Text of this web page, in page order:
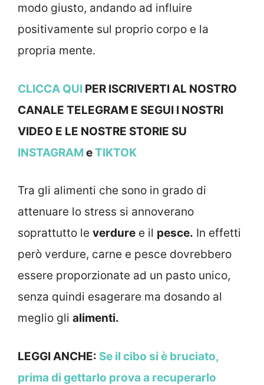
modo giusto, andando ad influire
positivamente sul proprio corpo e la
propria mente.
CLICCA QUI PER ISCRIVERTI AL NOSTRO
CANALE TELEGRAM E SEGUI I NOSTRI
VIDEO E LE NOSTRE STORIE SU
INSTAGRAMeTIKTOK
Tra gli alimenti che sono in grado di
attenuare lo stress si annoverano
soprattutto le verdure e il pesce. In effetti
però verdure, carne e pesce dovrebbero
essere proporzionate ad un pasto unico,
senza quindi esagerare ma dosando al
meglio gli alimenti.
LEGGI ANCHE: Se il cibo si è bruciato,
prima di gettarlo prova a recuperarlo